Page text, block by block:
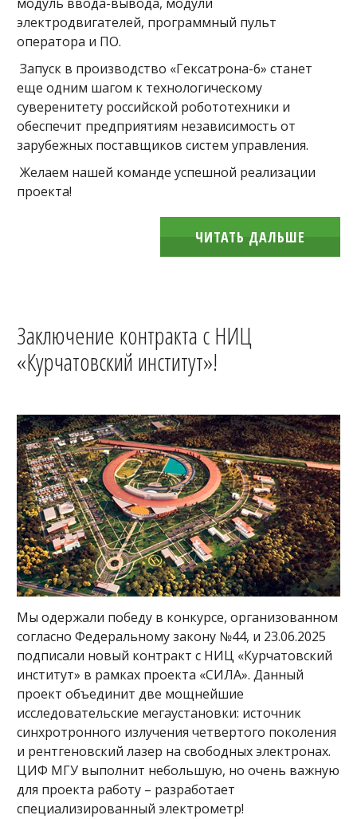
электродвигателей, программный пульт
оператора и ПО.
Запуск в производство «Гексатрона-6» станет
еще одним шагом к технологическому
суверенитету российской робототехники и
обеспечит предприятиям независимость от
зарубежных поставщиков систем управления.
Желаем нашей команде успешной реализации
проекта!
ЧИТАТЬ ДАЛЬШЕ
Заключение контракта с НИЦ
«Курчатовский институт»!
Мы одержали победу в конкурсе, организованном
согласно Федеральному закону №44, и 23.06.2025
подписали новый контракт с НИЦ «Курчатовский
институт» в рамках проекта «СИЛА». Данный
проект объединит две мощнейшие
исследовательские мегаустановки: источник
синхротронного излучения четвертого поколения
и рентгеновский лазер на свободных электронах.
ЦИФ МГУ выполнит небольшую, но очень важную
для проекта работу – разработает
специализированный электрометр!